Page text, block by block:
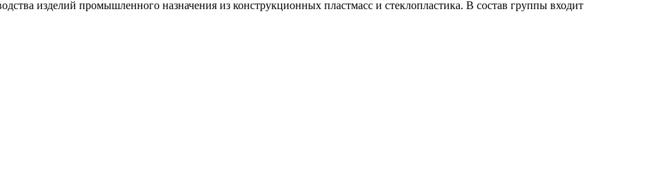
изделий промышленного назначения из конструкционных пластмасс и стеклопластика. В состав группы входит